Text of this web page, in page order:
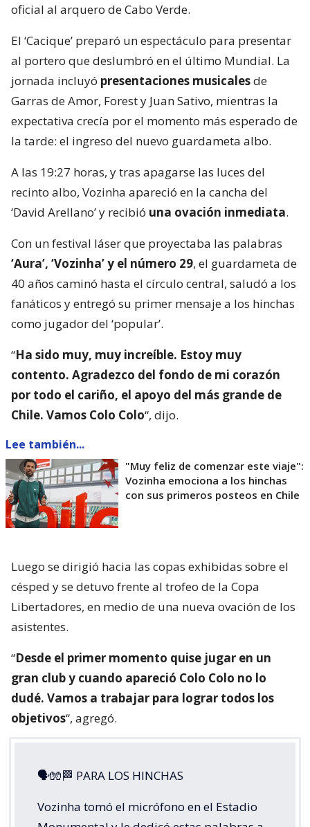
oficial al arquero de Cabo Verde.
El ‘Cacique’ preparó un espectáculo para presentar
al portero que deslumbró en el último Mundial. La
jornada incluyó presentaciones musicalesde
Garras de Amor, Forest y Juan Sativo, mientras la
expectativa crecía por el momento más esperado de
la tarde: el ingreso del nuevo guardameta albo.
A las 19:27 horas, y tras apagarse las luces del
recinto albo, Vozinha apareció en la cancha del
‘David Arellano’ y recibió una ovación inmediata.
Con un festival láser que proyectaba las palabras
‘Aura’, ‘Vozinha’ y el número 29, el guardameta de
40 años caminó hasta el círculo central, saludó a los
fanáticos y entregó su primer mensaje a los hinchas
como jugador del ‘popular’.
“Ha sido muy, muy increíble. Estoy muy
contento. Agradezco del fondo de mi corazón
por todo el cariño, el apoyo del más grande de
Chile. Vamos Colo Colo“, dijo.
Lee también...
"Muy feliz de comenzar este viaje":
Vozinha emociona a los hinchas
con sus primeros posteos en Chile
Luego se dirigió hacia las copas exhibidas sobre el
césped y se detuvo frente al trofeo de la Copa
Libertadores, en medio de una nueva ovación de los
asistentes.
“Desde el primer momento quise jugar en un
gran club y cuando apareció Colo Colo no lo
dudé. Vamos a trabajar para lograr todos los
objetivos“, agregó.
🗣🧤🏁 PARA LOS HINCHAS
Vozinha tomó el micrófono en el Estadio